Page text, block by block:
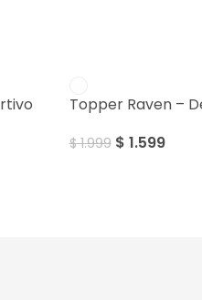
Topper Raven –
$1.999 $ 1.599